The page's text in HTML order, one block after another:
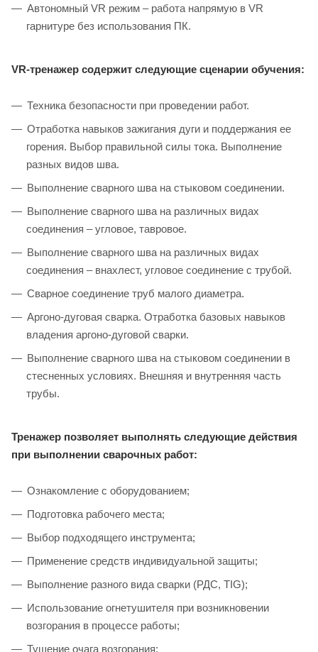
Автономный VR режим – работа напрямую в VR
гарнитуре без использования ПК.
VR-тренажер содержит следующие сценарии обучения:
Техника безопасности при проведении работ.
Отработка навыков зажигания дуги и поддержания ее
горения. Выбор правильной силы тока. Выполнение
разных видов шва.
Выполнение сварного шва на стыковом соединении.
Выполнение сварного шва на различных видах
соединения – угловое, тавровое.
Выполнение сварного шва на различных видах
соединения – внахлест, угловое соединение с трубой.
Сварное соединение труб малого диаметра.
Аргоно-дуговая сварка. Отработка базовых навыков
владения аргоно-дуговой сварки.
Выполнение сварного шва на стыковом соединении в
стесненных условиях. Внешняя и внутренняя часть
трубы.
Тренажер позволяет выполнять следующие действия
при выполнении сварочных работ:
Ознакомление с оборудованием;
Подготовка рабочего места;
Выбор подходящего инструмента;
Применение средств индивидуальной защиты;
Выполнение разного вида сварки (РДС, TIG);
Использование огнетушителя при возникновении
возгорания в процессе работы;
Тушение очага возгорания;